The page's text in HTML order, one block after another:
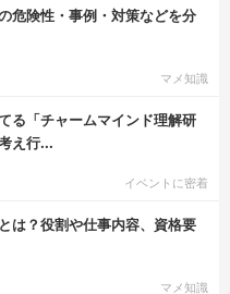
危険性・事例・対策などを分
マメ知識
る「チャームマインド理解研
え行...
イベントに密着
は？役割や仕事内容、資格要
マメ知識